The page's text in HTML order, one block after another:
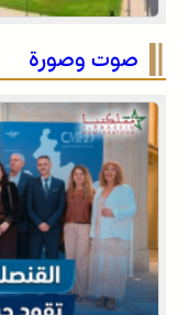
الاحتفال باليوم
العرائش .. تخليد الذكرى الـ 448 لمعركة
صوت وصورة